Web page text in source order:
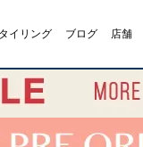
イリング ブログ 店舗